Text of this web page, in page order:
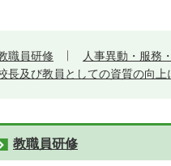
職員研修 人事異動・服務
長及び教員としての資質の向上
教職員研修